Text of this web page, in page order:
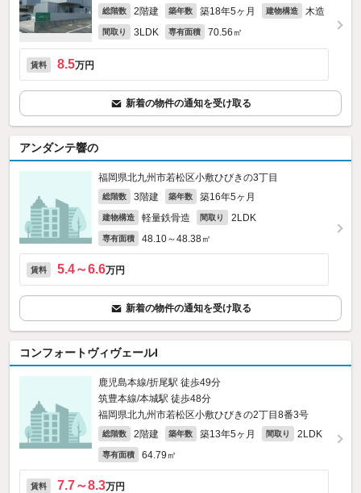
総階数 2階建 築年数 築18年5ヶ月 建物構造 木造
間取り 3LDK 専有面積 70.56㎡
賃料 8.5万円
新着の物件の通知を受け取る
アンダンテ響の
福岡県北九州市若松区小敷ひびきの3丁目
総階数 3階建 築年数 築16年5ヶ月
建物構造 軽量鉄骨造 間取り 2LDK
専有面積 48.10～48.38㎡
賃料 5.4～6.6万円
新着の物件の通知を受け取る
コンフォートヴィヴェールI
鹿児島本線/折尾駅 徒歩49分
筑豊本線/本城駅 徒歩48分
福岡県北九州市若松区小敷ひびきの2丁目8番3号
総階数 2階建 築年数 築13年5ヶ月 間取り 2LDK
専有面積 64.79㎡
賃料 7.7～8.3万円